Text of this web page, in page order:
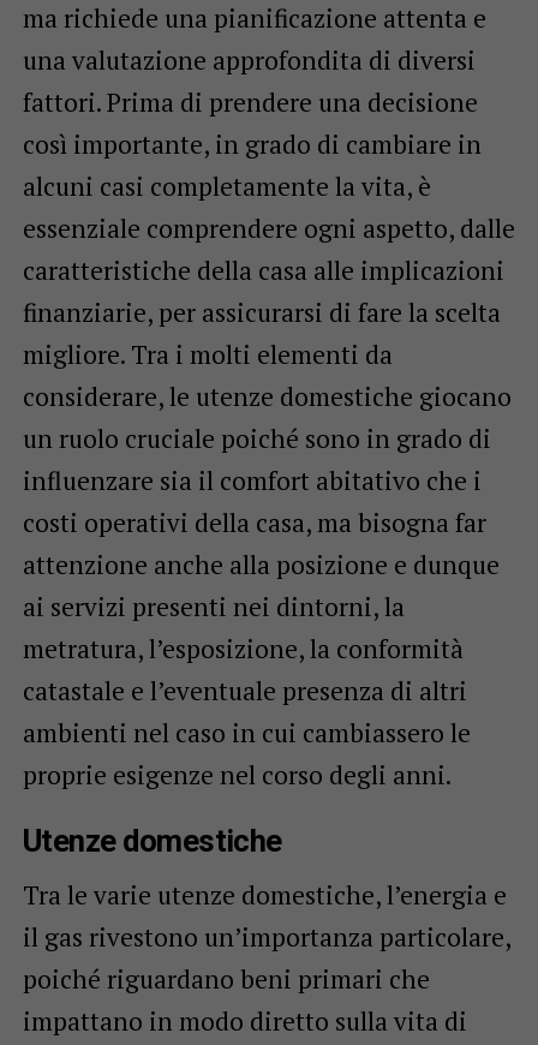
ma richiede una pianificazione attenta e
una valutazione approfondita di diversi
fattori. Prima di prendere una decisione
così importante, in grado di cambiare in
alcuni casi completamente la vita, è
essenziale comprendere ogni aspetto, dalle
caratteristiche della casa alle implicazioni
finanziarie, per assicurarsi di fare la scelta
migliore. Tra i molti elementi da
considerare, le utenze domestiche giocano
un ruolo cruciale poiché sono in grado di
influenzare sia il comfort abitativo che i
costi operativi della casa, ma bisogna far
attenzione anche alla posizione e dunque
ai servizi presenti nei dintorni, la
metratura, l’esposizione, la conformità
catastale e l’eventuale presenza di altri
ambienti nel caso in cui cambiassero le
proprie esigenze nel corso degli anni.
Utenze domestiche
Tra le varie utenze domestiche, l’energia e
il gas rivestono un’importanza particolare,
poiché riguardano beni primari che
impattano in modo diretto sulla vita di